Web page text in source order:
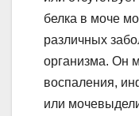
белка в моче
различных
организма. Он
воспаления,
или